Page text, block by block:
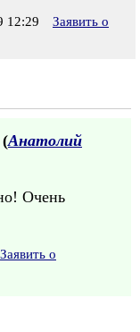
12:29
Заявить о
(Анатолий
Очень
Заявить о